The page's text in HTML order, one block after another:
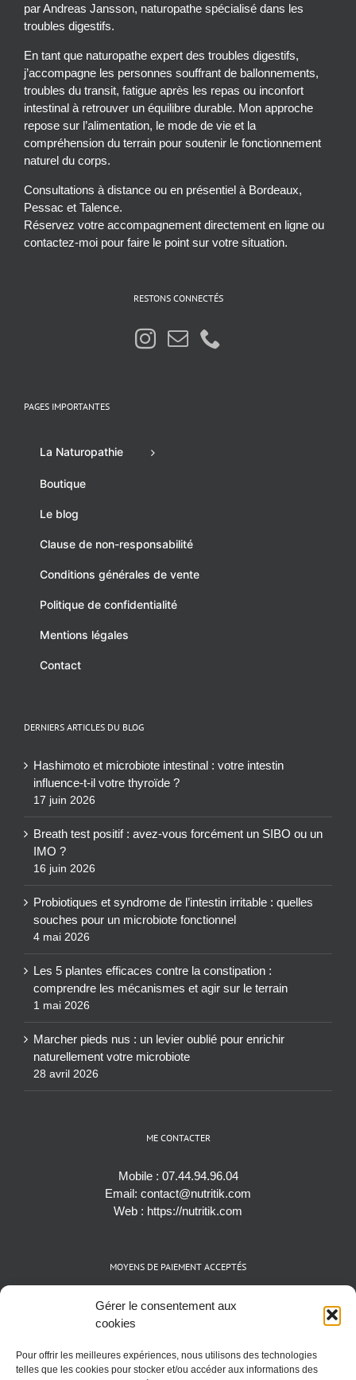
Gérer le consentement aux
cookies
Pour offrir les meilleures expériences, nous utilisons des technologies
telles que les cookies pour stocker et/ou accéder aux informations des
par Andreas Jansson, naturopathe spécialisé dans les
troubles digestifs.
En tant que naturopathe expert des troubles digestifs,
j’accompagne les personnes souffrant de ballonnements,
troubles du transit, fatigue après les repas ou inconfort
intestinal à retrouver un équilibre durable. Mon approche
repose sur l’alimentation, le mode de vie et la
compréhension du terrain pour soutenir le fonctionnement
naturel du corps.
Consultations à distance ou en présentiel à Bordeaux,
Pessac et Talence.
Réservez votre accompagnement directement en ligne ou
contactez-moi pour faire le point sur votre situation.
RESTONS CONNECTÉS
PAGES IMPORTANTES
La Naturopathie
Boutique
Le blog
Clause de non-responsabilité
Conditions générales de vente
Politique de confidentialité
Mentions légales
Contact
DERNIERS ARTICLES DU BLOG
Hashimoto et microbiote intestinal : votre intestin
influence-t-il votre thyroïde ?
17 juin 2026
Breath test positif : avez-vous forcément un SIBO ou un
IMO ?
16 juin 2026
Probiotiques et syndrome de l’intestin irritable : quelles
souches pour un microbiote fonctionnel
4 mai 2026
Les 5 plantes efficaces contre la constipation :
comprendre les mécanismes et agir sur le terrain
1 mai 2026
Marcher pieds nus : un levier oublié pour enrichir
naturellement votre microbiote
28 avril 2026
ME CONTACTER
Mobile : 07.44.94.96.04
Email: contact@nutritik.com
Web : https://nutritik.com
MOYENS DE PAIEMENT ACCEPTÉS
Espèces (EUR)
Cartes bancaires (VISA, Mastercard et AMEX)
Cryptomonnaies (BTC)